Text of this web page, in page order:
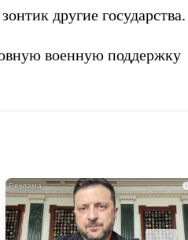
другие государства.
военную поддержку
i